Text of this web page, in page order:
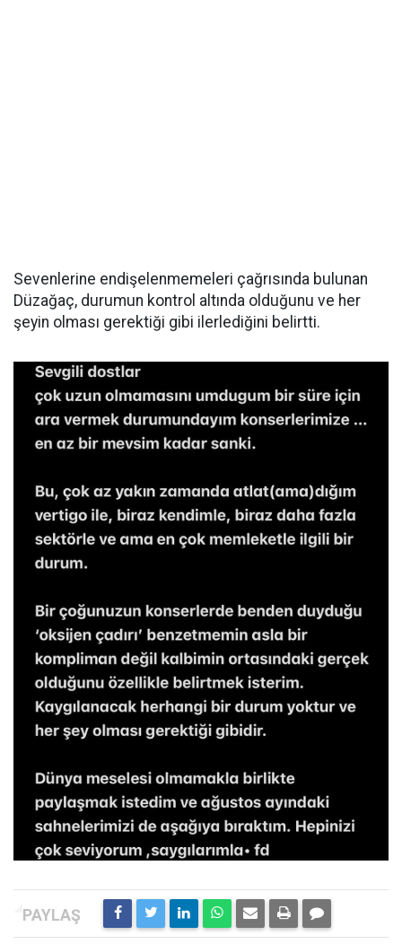
Sevenlerine endişelenmemeleri çağrısında bulunan
Düzağaç, durumun kontrol altında olduğunu ve her
şeyin olması gerektiği gibi ilerlediğini belirtti.